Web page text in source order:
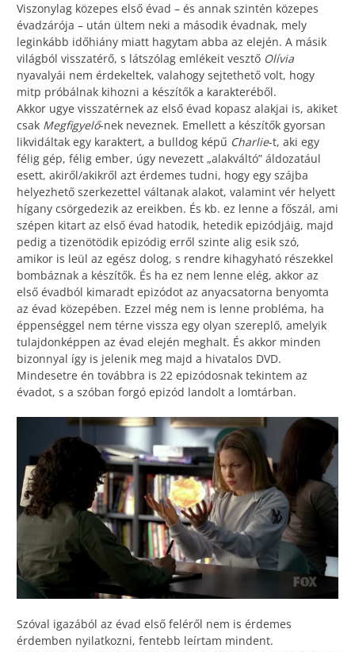
Viszonylag közepes első évad – és annak szintén közepes
évadzárója – után ültem neki a második évadnak, mely
leginkább időhiány miatt hagytam abba az elején. A másik
világból visszatérő, s látszólag emlékeit vesztő Olívia
nyavalyái nem érdekeltek, valahogy sejtethető volt, hogy
mitp próbálnak kihozni a készítők a karakteréből.
Akkor ugye visszatérnek az első évad kopasz alakjai is, akiket
csak Megfigyelő-nek neveznek. Emellett a készítők gyorsan
likvidáltak egy karaktert, a bulldog képű Charlie-t, aki egy
félig gép, félig ember, úgy nevezett „alakváltó” áldozatául
esett, akiről/akikről azt érdemes tudni, hogy egy szájba
helyezhető szerkezettel váltanak alakot, valamint vér helyett
hígany csörgedezik az ereikben. És kb. ez lenne a főszál, ami
szépen kitart az első évad hatodik, hetedik epizódjáig, majd
pedig a tizenötödik epizódig erről szinte alig esik szó,
amikor is leül az egész dolog, s rendre kihagyható részekkel
bombáznak a készítők. És ha ez nem lenne elég, akkor az
első évadból kimaradt epizódot az anyacsatorna benyomta
az évad közepében. Ezzel még nem is lenne probléma, ha
éppenséggel nem térne vissza egy olyan szereplő, amelyik
tulajdonképpen az évad elején meghalt. És akkor minden
bizonnyal így is jelenik meg majd a hivatalos DVD.
Mindesetre én továbbra is 22 epizódosnak tekintem az
évadot, s a szóban forgó epizód landolt a lomtárban.
Szóval igazából az évad első feléről nem is érdemes
érdemben nyilatkozni, fentebb leírtam mindent.